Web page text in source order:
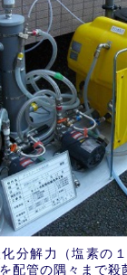
分解力（塩素の
配管の隅々まで殺